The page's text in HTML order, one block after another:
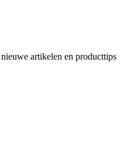
artikelen en producttips